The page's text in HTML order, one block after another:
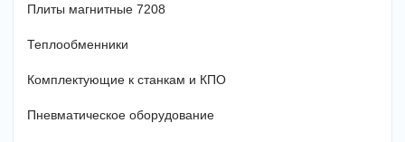
Плиты магнитные 7208
Теплообменники
Комплектующие к станкам и КПО
Пневматическое оборудование